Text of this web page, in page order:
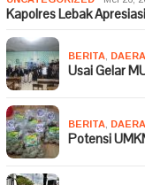
Kapolres Lebak
BERITA
Usai Gelar
BERITA
Potensi